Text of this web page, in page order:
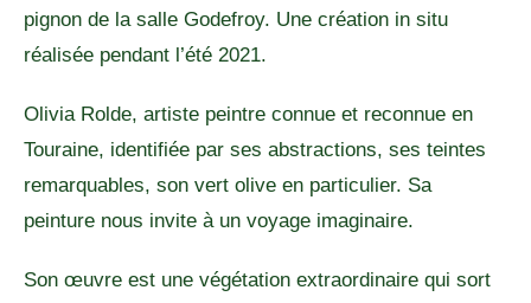
pignon de la salle Godefroy. Une création in situ
réalisée pendant l’été 2021.
Olivia Rolde, artiste peintre connue et reconnue en
Touraine, identifiée par ses abstractions, ses teintes
remarquables, son vert olive en particulier. Sa
peinture nous invite à un voyage imaginaire.
Son œuvre est une végétation extraordinaire qui sort